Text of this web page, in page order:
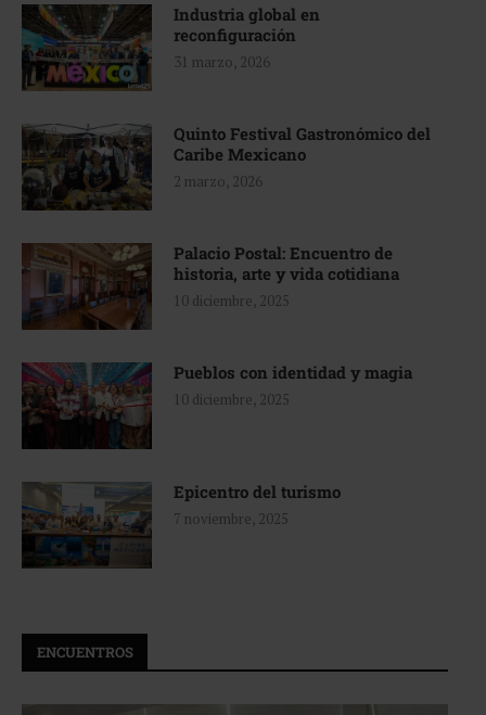
Industria global en
reconfiguración
31 marzo, 2026
Quinto Festival Gastronómico del
Caribe Mexicano
2 marzo, 2026
Palacio Postal: Encuentro de
historia, arte y vida cotidiana
10 diciembre, 2025
Pueblos con identidad y magia
10 diciembre, 2025
Epicentro del turismo
7 noviembre, 2025
ENCUENTROS